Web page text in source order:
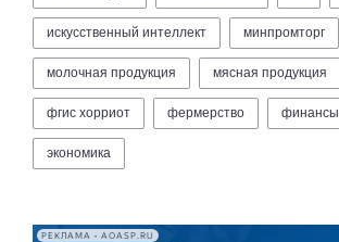
искусственный интеллект минпромторг
молочная продукция мясная продукция
фгис хорриот фермерство финансы
экономика
РЕКЛАМА • AOASP.RU